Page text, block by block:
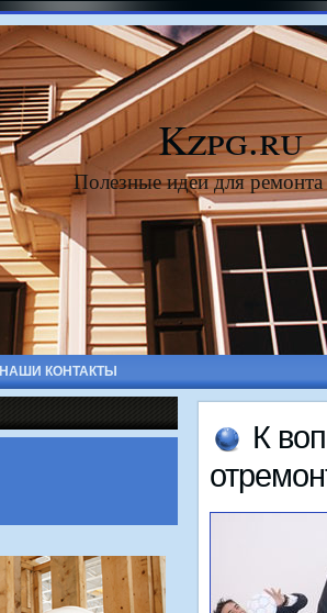
Kzpg.ru
Полезные идеи для
НАШИ КОНТАКТЫ
К